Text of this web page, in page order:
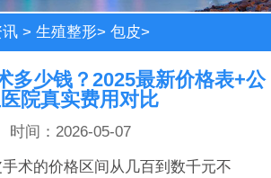
>生殖整形>包皮>
多少钱？2025最新价格表+公
院真实费用对比
时间：2026-05-07
术的价格区间从几百到数千元不